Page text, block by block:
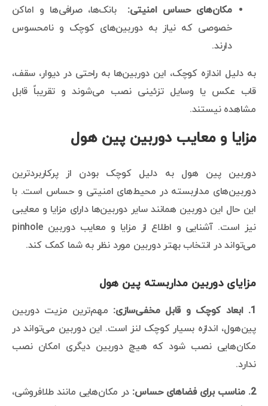
مکان‌های حساس امنیتی:بانک‌ها، صرافی‌ها و اماکن
خصوصی که نیاز به دوربین‌های کوچک و نامحسوس
دارند.
به دلیل اندازه کوچک، این دوربین‌ها به راحتی در دیوار، سقف،
قاب عکس یا وسایل تزئینی نصب می‌شوند و تقریباً قابل
مشاهده نیستند.
مزایا و معایب دوربین پین هول
دوربین پین هول به دلیل کوچک بودن از پرکاربردترین
دوربین‌های مداربسته در محیط‌های امنیتی و حساس است. با
این حال این دوربین همانند سایر دوربین‌ها دارای مزایا و معایبی
نیز است. آشنایی و اطلاع از مزایا و معایب دوربین pinhole
می‌تواند در انتخاب بهتر دوربین مورد نظر به شما کمک کند.
مزایای دوربین مداربسته پین هول
1. ابعاد کوچک و قابل مخفی‌سازی:
مهم‌ترین مزیت دوربین
پین‌هول، اندازه بسیار کوچک لنز است. این دوربین می‌تواند در
مکان‌هایی نصب شود که هیچ دوربین دیگری امکان نصب
ندارد.
2. مناسب برای فضاهای حساس:
در مکان‌هایی مانند طلافروشی،